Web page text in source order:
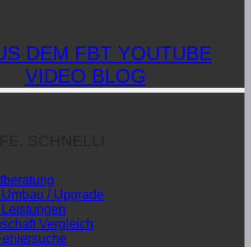
DEM FBT YOUTUBE
VIDEO BLOG
/ Upgrade
Vergleich